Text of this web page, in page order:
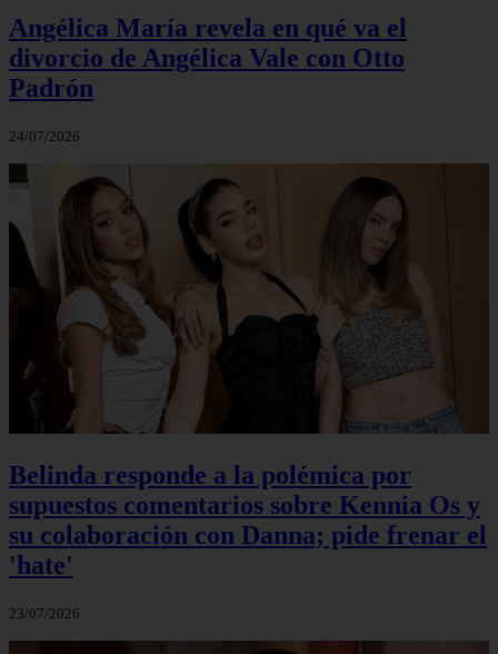
Angélica María revela en qué va el
divorcio de Angélica Vale con Otto
Padrón
24/07/2026
Belinda responde a la polémica por
supuestos comentarios sobre Kennia Os y
su colaboración con Danna; pide frenar el
'hate'
23/07/2026